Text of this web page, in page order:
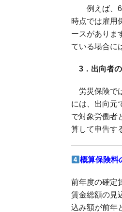
例えば、6
時点では雇用
ースがありま
ている場合に
3．出向者
労災保険で
には、出向元
で対象労働者
算して申告す
概算保険料
前年度の確定
賃金総額の見
込み額が前年